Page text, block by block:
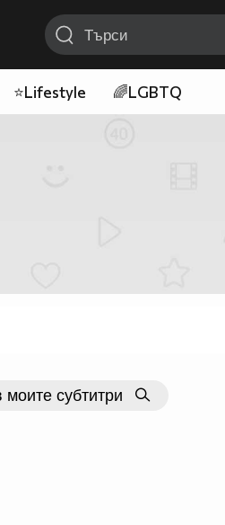
⭐Lifestyle 🌈LGBTQ